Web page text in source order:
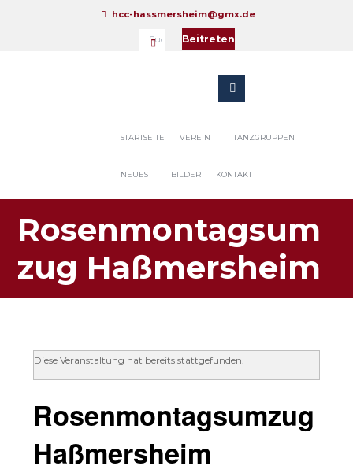
hcc-hassmersheim@gmx.de
Beitreten
STARTSEITE VEREIN TANZGRUPPEN
NEUES BILDER KONTAKT
Rosenmontagsum
zug Haßmersheim
Diese Veranstaltung hat bereits stattgefunden.
Rosenmontagsumzug
Haßmersheim